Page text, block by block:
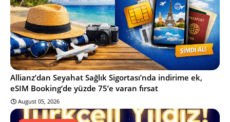
Allianz’dan Seyahat Sağlık Sigortası’nda indirime ek,
eSIM Booking’de yüzde 75’e varan fırsat
August 05, 2026